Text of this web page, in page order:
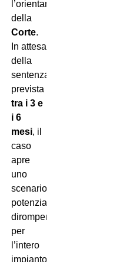
l’orientamento
della
Corte.
In attesa
della
sentenza,
prevista
tra i 3 e
i 6
mesi, il
caso
apre
uno
scenario
potenzialmente
dirompente
per
l’intero
impianto